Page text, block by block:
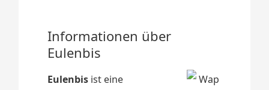
Informationen über
Eulenbis
Eulenbis ist eine